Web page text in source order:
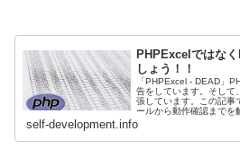
PHPExcelではな
しょう！！
「PHPExcel - DEAD」
告をしています。そし
張しています。この記
ールから動作確認までを
self-development.info